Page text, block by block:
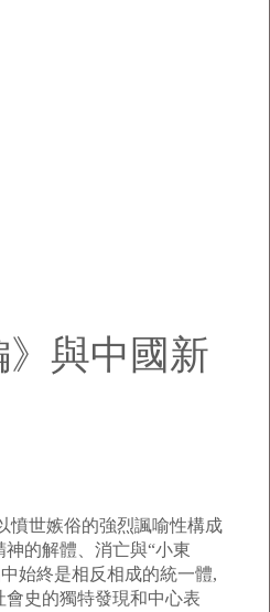
》與中國新
憤世嫉俗的強烈諷喻性構成
的解體、消亡與“小東
始終是相反相成的統一體,
史的獨特發現和中心表